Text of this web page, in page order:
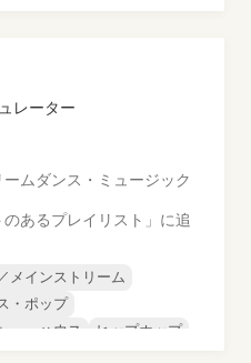
レーター
ム ダンス・ミュージック
あるプレイリスト」に追
メインストリーム
・ポップ
ー・ハウス
ヒップホップ